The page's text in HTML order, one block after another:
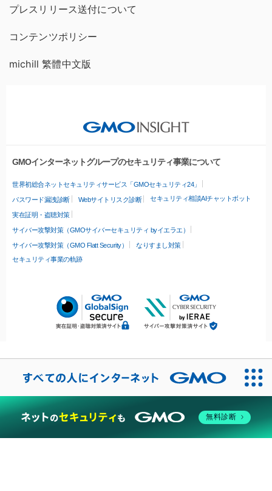
プレスリリース送付について
コンテンツポリシー
michill 繁體中文版
GMOインターネットグループのセキュリティ事業について
世界初総合ネットセキュリティサービス「GMOセキュリティ24」
パスワード漏洩診断 Webサイトリスク診断 セキュリティ相談AIチャットボット
実在証明・盗聴対策
サイバー攻撃対策（GMOサイバーセキュリティ byイエラエ）
サイバー攻撃対策（GMO Flatt Security）
なりすまし対策
セキュリティ事業の軌跡
無料診断